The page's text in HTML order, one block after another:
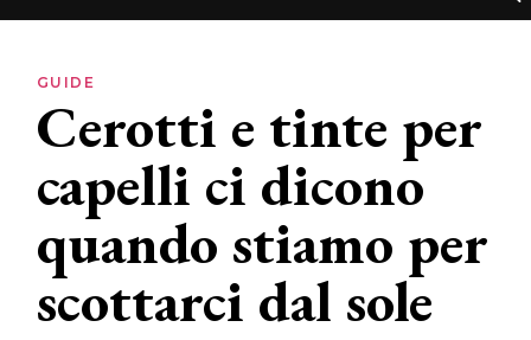
Lifestyle
News
News
GUIDE
Cerotti e tinte per
capelli ci dicono
quando stiamo per
scottarci dal sole